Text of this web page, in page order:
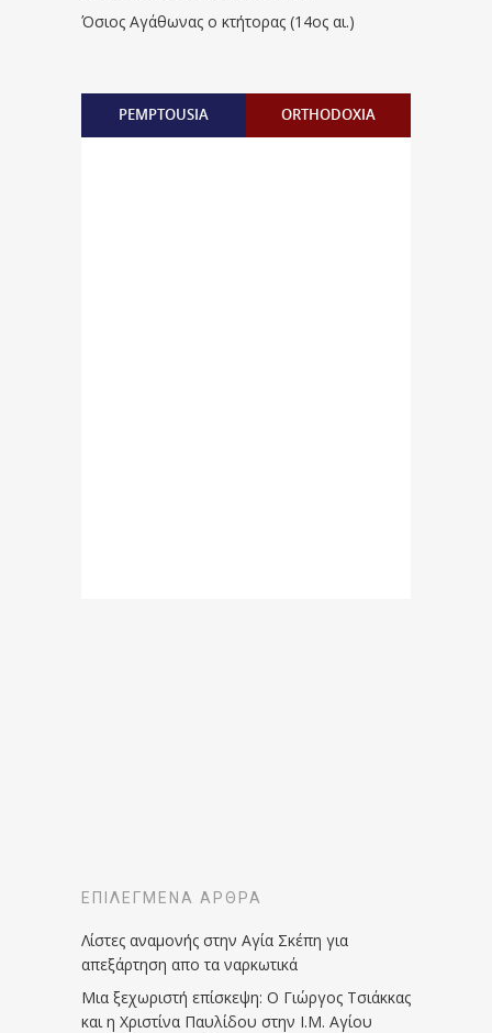
Όσιος Αγάθωνας ο κτήτορας (14ος αι.)
PEMPTOUSIA ORTHODOXIA
ΕΠΙΛΕΓΜΈΝΑ ΆΡΘΡΑ
Λίστες αναμονής στην Αγία Σκέπη για
απεξάρτηση απο τα ναρκωτικά
Μια ξεχωριστή επίσκεψη: Ο Γιώργος Τσιάκκας
και η Χριστίνα Παυλίδου στην Ι.Μ. Αγίου